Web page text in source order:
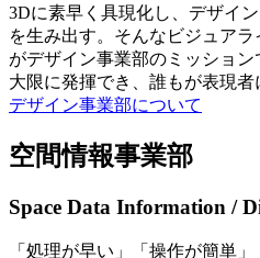
3Dに素早く具現化し、デザイ
を生み出す。そんなビジュア
がデザイン事業部のミッショ
大限に発揮でき、誰もが表現者
デザイン事業部について
空間情報事業部
Space Data Information /
「処理が早い」「操作が簡単